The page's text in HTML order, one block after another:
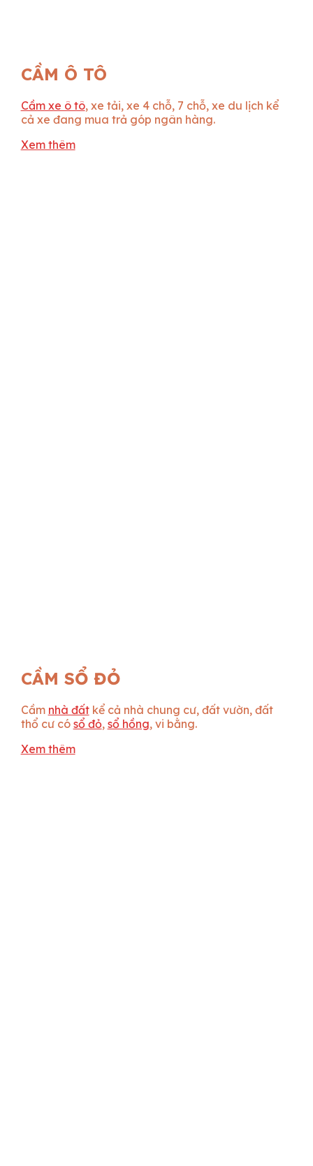
CẦM Ô TÔ
Cầm xe ô tô, xe tải, xe 4 chỗ, 7 chỗ, xe du lịch kể
cả xe đang mua trả góp ngân hàng.
Xem thêm
CẦM SỔ ĐỎ
Cầm nhà đấtkể cả nhà chung cư, đất vườn, đất
thổ cư có sổ đỏ, sổ hồng, vi bằng.
Xem thêm